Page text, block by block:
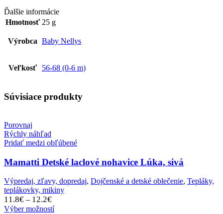
Ďalšie informácie
Hmotnosť 25 g
Výrobca Baby Nellys
Veľkosť 56-68 (0-6 m)
Súvisiace produkty
Porovnaj
Rýchly náhľad
Pridať medzi obľúbené
Mamatti Detské laclové nohavice Lúka, sivá
Výpredaj, zľavy, dopredaj, Dojčenské a detské oblečenie, Tepláky,
teplákovky, mikiny
11.8€ – 12.2€
range:
Výber možností